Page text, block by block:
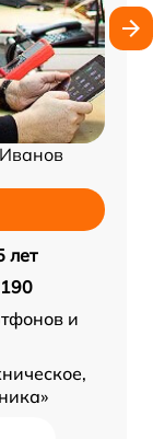
лет
и